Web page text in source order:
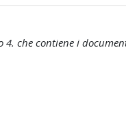
4. che contiene i